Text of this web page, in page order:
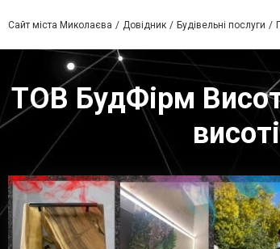
Сайт міста Миколаєва Довідник Будівельні послуги
ТОВ БудФірм